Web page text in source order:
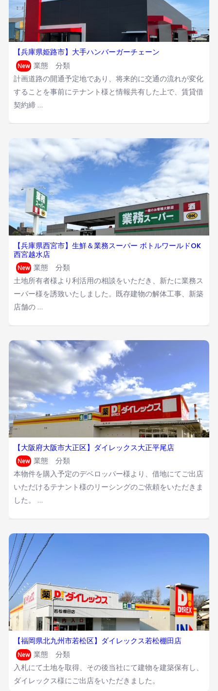
【兵庫県姫路市】大手ハンバーガーチェーン
New 業態 分類
計画道路の開通予定地であり、将来的に交通の流れが変化
することを事前にテナント様と情報共有した上で、賃貸借
契約締 …
【兵庫県西宮市】生鮮＆業務スーパー ボトルワールドOK
西宮越水店
New 業態 分類
土地所有者様より利活用の相談をいただき、新たに業務ス
ーパー様を誘致いたしました。既存建物の解体工事、新築
店舗の …
【大阪府大阪市大正区】ダイレックス大正平尾店
New 業態 分類
本物件を購入予定のデベロッパー様より、借地にてご出店
いただけるテナント様のリーシングのご依頼をいただきま
した。 …
【福岡県北九州市若松区】ダイレックス若松棚田店
New 業態 分類
入札にて土地を取得、その後当社にて建物を建築保有し、
ダイレックス様にご出店をいただきました。